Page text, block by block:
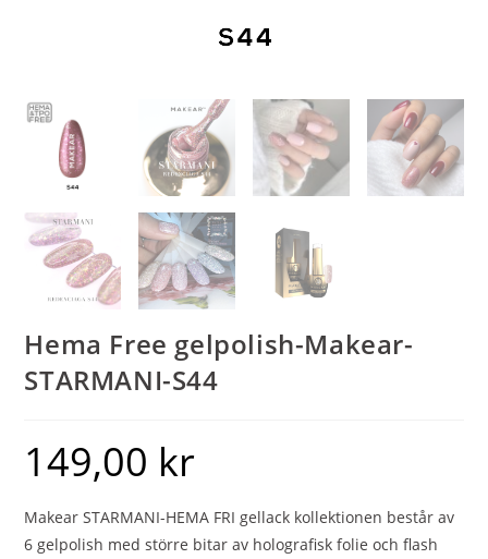
Hema Free gelpolish-Makear-
STARMANI-S44
149,00 kr
Makear STARMANI-HEMA FRI gellack kollektionen består av
6 gelpolish med större bitar av holografisk folie och flash